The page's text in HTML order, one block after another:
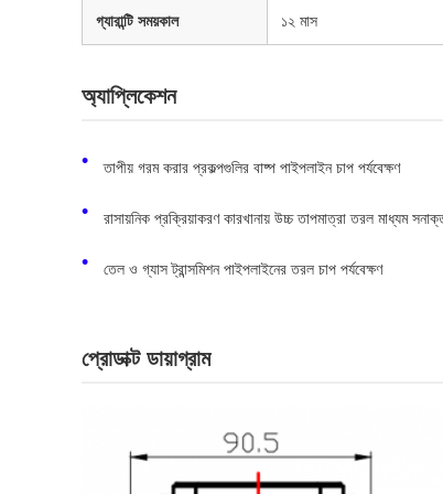
গ্যারান্টি সময়কাল ১২ মাস
অ্যাপ্লিকেশন
তাপীয় গরম করার প্রকল্পগুলির বাষ্প পাইপলাইন চাপ পর্যবেক্ষণ
রাসায়নিক প্রক্রিয়াকরণ কারখানায় উচ্চ তাপমাত্রা তরল মাধ্যম
তেল ও গ্যাস ট্রান্সমিশন পাইপলাইনের তরল চাপ পর্যবেক্ষণ
প্রোডাক্ট ডায়াগ্রাম